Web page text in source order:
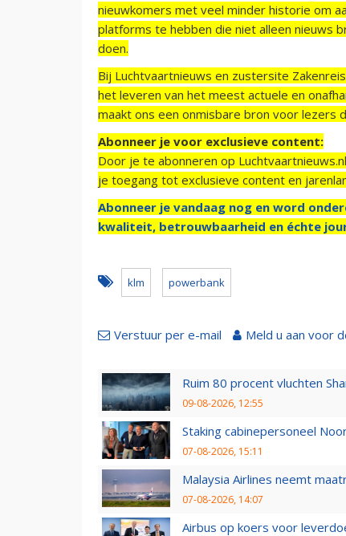
nieuwkomers met veel minder historie om
platforms te hebben die niet alleen nieuws
doen.
Bij Luchtvaartnieuws en zustersite
het leveren van het meest actuele en
maakt ons een onmisbare bron voor lezers
Abonneer je voor exclusieve content:
Door je te abonneren op
je toegang tot exclusieve content en
Abonneer je vandaag nog en word
kwaliteit, betrouwbaarheid en échte
klm powerbank
Verstuur per e-mail Meld u aan voor
Ruim 80 procent vluchten
09-08-2026, 12:55
Staking cabinepersoneel
07-08-2026, 15:11
Malaysia Airlines neemt
07-08-2026, 14:07
Airbus op koers voor